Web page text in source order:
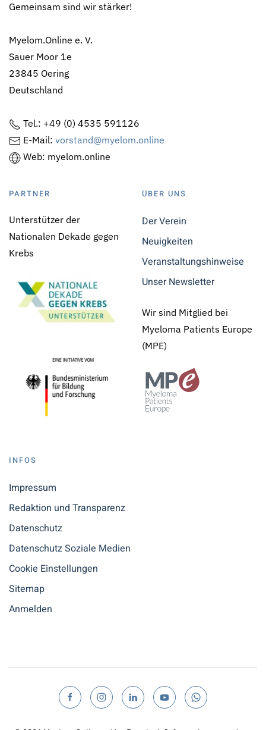
Gemeinsam sind wir stärker!
Myelom.Online e. V.
Sauer Moor 1e
23845 Oering
Deutschland
Tel.: +49 (0) 4535 591126
E-Mail: vorstand@myelom.online
Web: myelom.online
PARTNER
Unterstützer der
Nationalen Dekade gegen
Krebs
ÜBER UNS
Der Verein
Neuigkeiten
Veranstaltungshinweise
Unser Newsletter
Wir sind Mitglied bei
Myeloma Patients Europe
(MPE)
INFOS
Impressum
Redaktion und Transparenz
Datenschutz
Datenschutz Soziale Medien
Cookie Einstellungen
Sitemap
Anmelden